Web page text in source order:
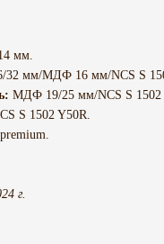
мм.
мм/МДФ 16 мм/NCS S
МДФ 19/25 мм/NCS S 1502
S 1502 Y50R.
г.